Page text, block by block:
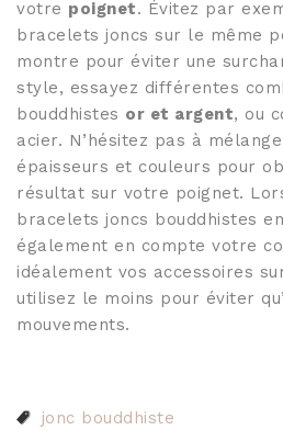
votre poignet. Évitez par
bracelets joncs sur le même
montre pour éviter une
style, essayez différentes
bouddhistes or et argent, ou
acier. N’hésitez pas à
épaisseurs et couleurs pour
résultat sur votre poignet.
bracelets joncs bouddhistes
également en compte votre
idéalement vos accessoires
utilisez le moins pour éviter
mouvements.
jonc bouddhiste